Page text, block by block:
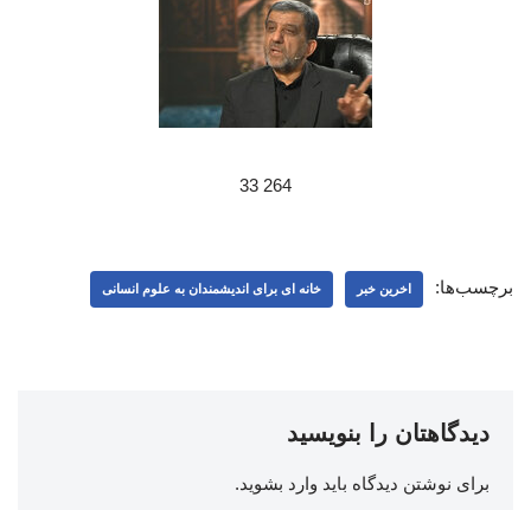
264 33
برچسب‌ها: اخرین خبر خانه ای برای اندیشمندان به علوم انسانی
دیدگاهتان را بنویسید
برای نوشتن دیدگاه باید وارد بشوید.